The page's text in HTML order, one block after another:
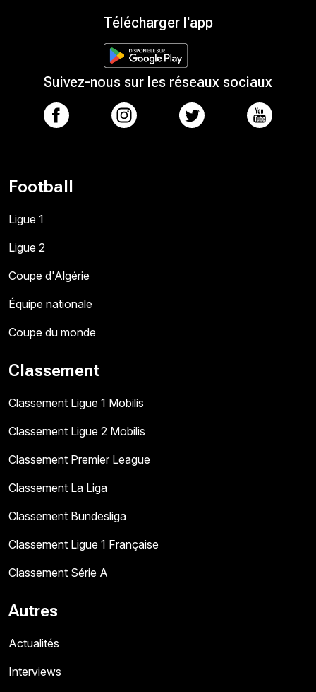
Télécharger l'app
Suivez-nous sur les réseaux sociaux
Football
Ligue 1
Ligue 2
Coupe d'Algérie
Équipe nationale
Coupe du monde
Classement
Classement Ligue 1 Mobilis
Classement Ligue 2 Mobilis
Classement Premier League
Classement La Liga
Classement Bundesliga
Classement Ligue 1 Française
Classement Série A
Autres
Actualités
Interviews